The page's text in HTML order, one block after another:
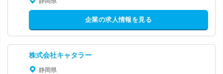
企業の求人情報を見る
株式会社キャタラー
静岡県